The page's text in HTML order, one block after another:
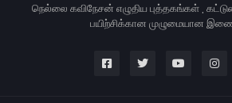
நெல்லை கவிநேசன் எழுதிய புத்தகங்கள் ,
பயிற்சிக்கான முழுமையான